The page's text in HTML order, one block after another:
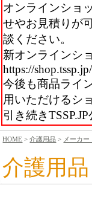
オンラインショ
せやお見積りが
談ください。
新オンラインシ
https://shop.tssp.jp/
今後も商品ライ
用いただけるシ
引き続き
HOME >介護用品 > メーカ
介護用品